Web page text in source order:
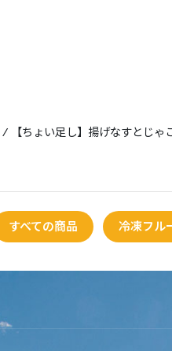
⁄ 【ちょい足し】揚げなすとじ
すべての商品 冷凍フル